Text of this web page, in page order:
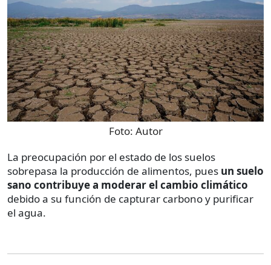
Foto: Autor
La preocupación por el estado de los suelos
sobrepasa la producción de alimentos, pues un suelo
sano contribuye a moderar el cambio climático
debido a su función de capturar carbono y purificar
el agua.